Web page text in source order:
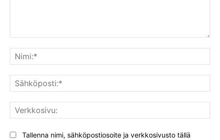
Tallenna nimi, sähköpostiosoite ja verkkosivusto tällä